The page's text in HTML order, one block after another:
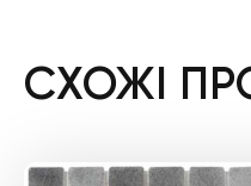
СХОЖІ